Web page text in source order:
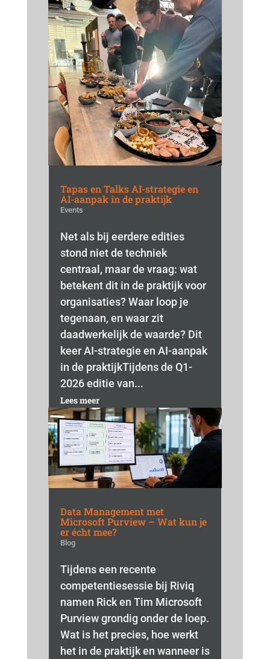
Tapas en Talks AI-strategie en
AI-aanpak in de praktijk
Events
Net als bij eerdere edities
stond niet de techniek
centraal, maar de vraag: wat
betekent dit in de praktijk voor
organisaties? Waar loop je
tegenaan, en waar zit
daadwerkelijk de waarde? Dit
keer AI-strategie en AI-aanpak
in de praktijkTijdens de Q1-
2026 editie van...
Lees meer
Data Management met
Microsoft Purview – Wat kun je
er écht mee?
Blog
Tijdens een recente
competentiesessie bij Riviq
namen Rick en Tim Microsoft
Purview grondig onder de loep.
Wat is het precies, hoe werkt
het in de praktijk en wanneer is